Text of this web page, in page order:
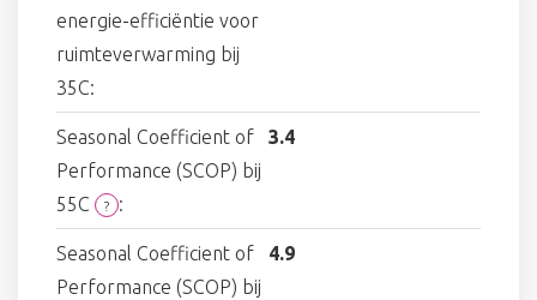
energie-efficiëntie voor
ruimteverwarming bij
35C:
Seasonal Coefficient of
Performance (SCOP) bij
55C
? :
3.4
Seasonal Coefficient of
Performance (SCOP) bij
4.9